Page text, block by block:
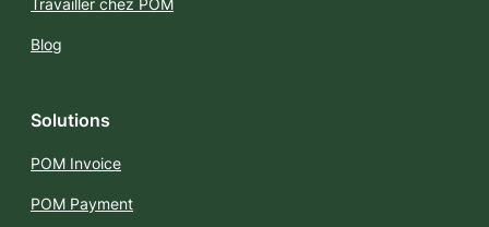
Travailler chez POM
Blog
Solutions
POM Invoice
POM Payment